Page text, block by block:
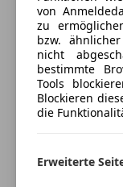
*CITROËN
*LEDVerkäufer
5 Sterne
von
zu
bzw.
nicht
bestimmte
Tools
Blockieren
die
Erweiterte